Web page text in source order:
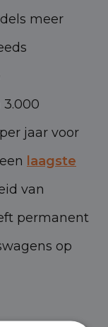
meer
3.000
jaar voor
laagste
van
permanent
op